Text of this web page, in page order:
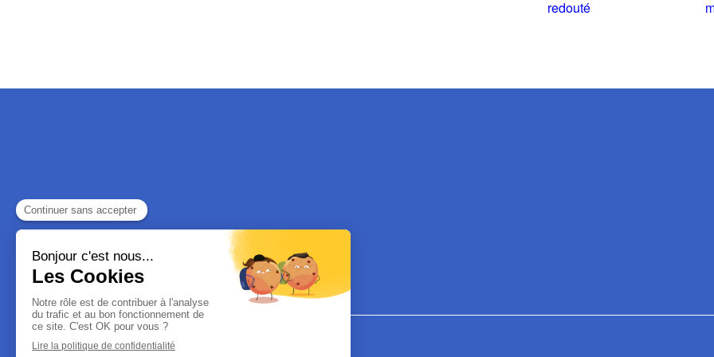
redouté